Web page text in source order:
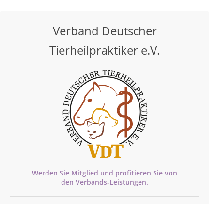
Verband Deutscher
Tierheilpraktiker e.V.
Werden Sie Mitglied und profitieren Sie von
den Verbands-Leistungen.